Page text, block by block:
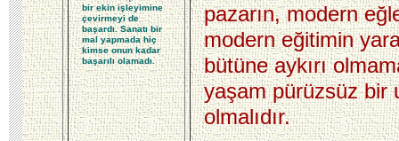
bir ekin işleyimine
çevirmeyi de
başardı. Sanatı bir
mal yapmada hiç
kimse onun kadar
başarılı olamadı.
pazarın, modern
modern eğitimin
bütüne aykırı
yaşam pürüzsüz bir
olmalıdır.